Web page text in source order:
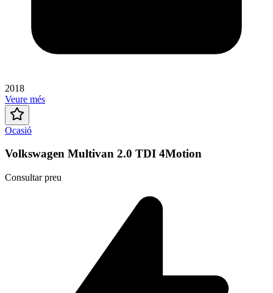
2018
Veure més
Ocasió
Volkswagen Multivan 2.0 TDI 4Motion
Consultar preu